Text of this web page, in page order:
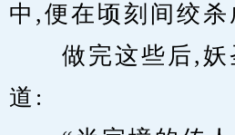
中,便在顷刻间绞杀
做完这些后,妖
道: